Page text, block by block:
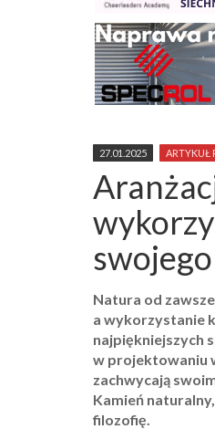
27.01.2025 ARTYKUŁ
Natura od
a wykorzystanie
najpiękniejszych
w projektowaniu
zachwycają
Kamień
filozofię.